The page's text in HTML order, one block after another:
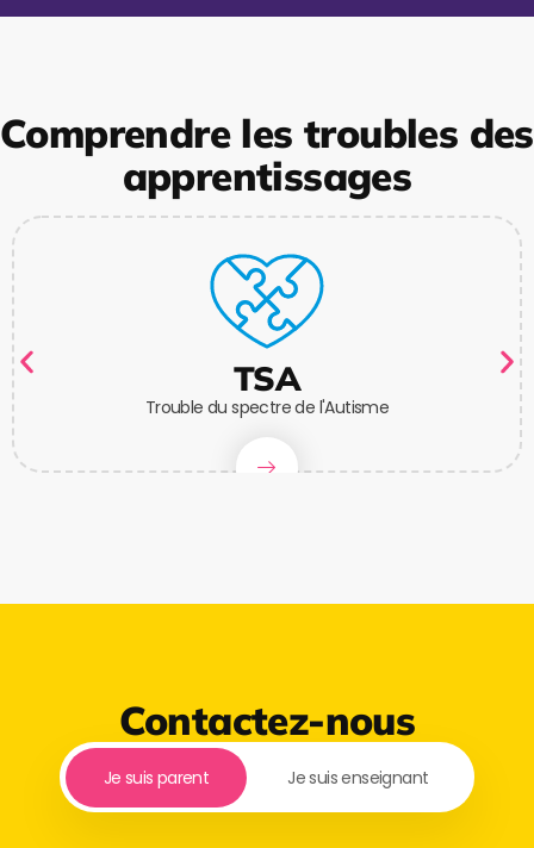
Comprendre les troubles des
apprentissages
TSA
Trouble du spectre de l'Autisme
Contactez-nous
Je suis parent Je suis enseignant